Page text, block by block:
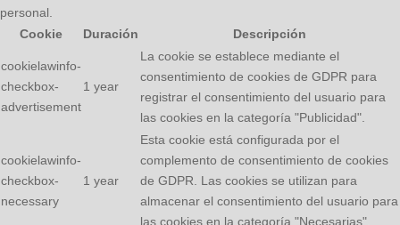
personal.
Cookie
Duración Descripción
cookielawinfo-
checkbox-
advertisement
1 year
La cookie se establece mediante el
consentimiento de cookies de GDPR para
registrar el consentimiento del usuario para
las cookies en la categoría "Publicidad".
cookielawinfo-
checkbox-
necessary
1 year
Esta cookie está configurada por el
complemento de consentimiento de cookies
de GDPR. Las cookies se utilizan para
almacenar el consentimiento del usuario para
las cookies en la categoría "Necesarias".